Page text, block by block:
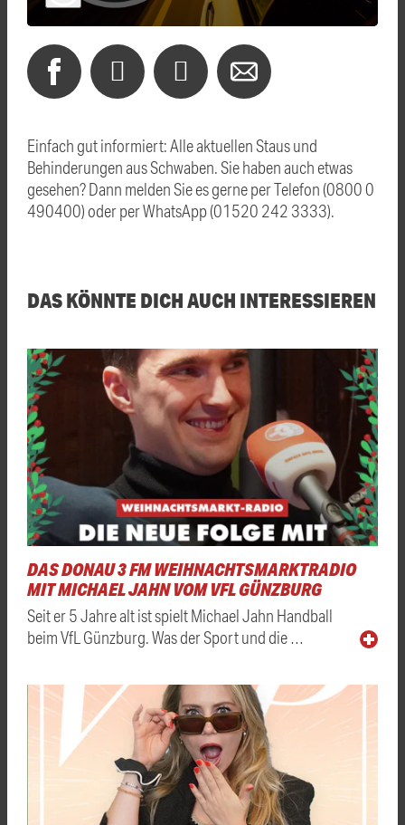
Einfach gut informiert: Alle aktuellen Staus und
Behinderungen aus Schwaben. Sie haben auch etwas
gesehen? Dann melden Sie es gerne per Telefon (0800 0
490400) oder per WhatsApp (01520 242 3333).
DAS KÖNNTE DICH AUCH INTERESSIEREN
DAS DONAU 3 FM WEIHNACHTSMARKTRADIO
MIT MICHAEL JAHN VOM VFL GÜNZBURG
Seit er 5 Jahre alt ist spielt Michael Jahn Handball
beim VfL Günzburg. Was der Sport und die …